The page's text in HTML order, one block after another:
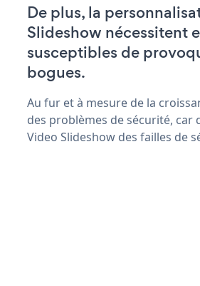
De plus, la
Slideshow nécessitent
susceptibles de
bogues.
Au fur et à mesure de la
des problèmes de sécurité,
Video Slideshow des failles de